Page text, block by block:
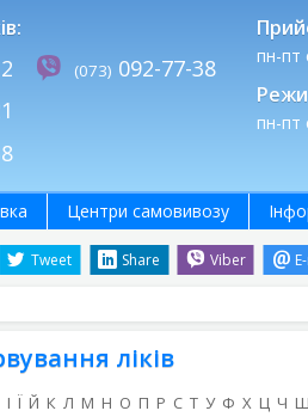
(073) 092-77-38 пн-пт
пн-пт
Tweet Share Viber
Центри самовивозу
ліків
І Ї Й К Л М Н О П Р С Т У Ф Х Ц Ч Ш